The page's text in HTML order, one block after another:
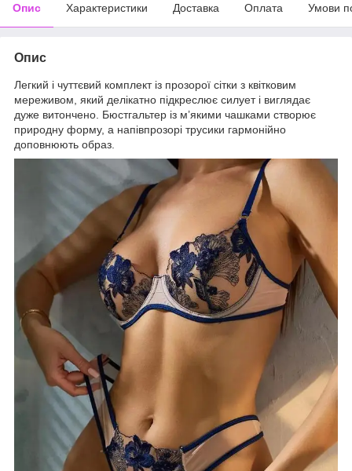
Опис Характеристики Доставка Оплата Умови
Опис
Легкий і чуттєвий комплект із прозорої сітки з квітковим
мереживом, який делікатно підкреслює силует і виглядає
дуже витончено. Бюстгальтер із м’якими чашками створює
природну форму, а напівпрозорі трусики гармонійно
доповнюють образ.